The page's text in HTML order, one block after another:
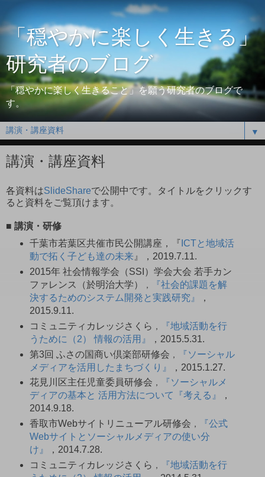
「穏やかに楽しく生きる」
研究者のブログ
「穏やかに楽しく生きること」を願う研究者のブログで
す。
▼
講演・講座資料
各資料はSlideShareで公開中です。タイトルをクリックす
ると資料をご覧頂けます。
■ 講演・研修
千葉市若葉区共催市民公開講座，『 ICTと地域活
動で拓く子ども達の未来』，2019.7.11.
2015年 社会情報学会（SSI）学会大会 若手カン
ファレンス（於明治大学）
，
『社会的課題を解
決するためのシステム開発と実践研究』
，
2015.9.11.
コミュニティカレッジさくら ，
『地域活動を行
うために（2） 情報の活用』
，2015.5.31.
第3回 ふさの国商い倶楽部研修会 ，
『ソーシャル
メディアを活用したまちづくり』
，2015.1.27.
花見川区主任児童委員研修会 ，
『ソーシャルメ
ディアの基本と 活用方法について『考える』
，
2014.9.18.
香取市Webサイトリニューアル研修会 ，
『公式
Webサイトとソーシャルメディアの使い分
け』
，2014.7.28.
コミュニティカレッジさくら ，
『地域活動を行